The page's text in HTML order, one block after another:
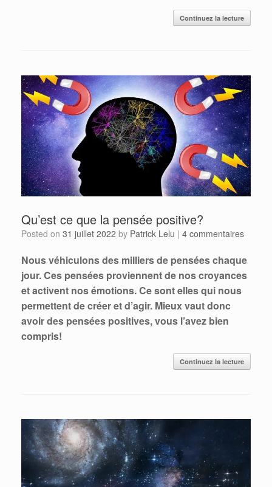
Continuez la lecture
Qu’est ce que la pensée positive?
Posted on 31 juillet 2022 by Patrick Lelu | 4 commentaires
Nous véhiculons des milliers de pensées chaque
jour. Ces pensées proviennent de nos croyances
et activent nos émotions. Ce sont elles qui nous
permettent de créer et d’agir. Mieux vaut donc
avoir des pensées positives, vous l’avez bien
compris!
Continuez la lecture